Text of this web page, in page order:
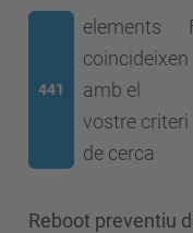
441
elements
coincideixen
amb el
vostre criteri
de cerca
Reboot preventiu